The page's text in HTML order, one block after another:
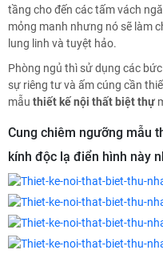
tầng cho đến các tấm vách
mỏng manh nhưng nó sẽ làm
lung linh và tuyệt hảo.
Phòng ngủ thì sử dụng các
sự riêng tư và ấm cúng cần
mẫu thiết kế nội thất biệt thự
Cung chiêm ngưỡng mẫu
kính độc lạ điển hình này